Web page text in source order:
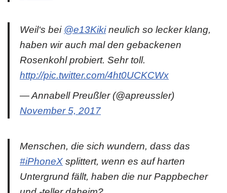
Weil‘s bei @e13Kikineulich so lecker klang,
haben wir auch mal den gebackenen
Rosenkohl probiert. Sehr toll.
http://pic.twitter.com/4ht0UCKCWx
— Annabell Preußler (@apreussler)
November 5, 2017
Menschen, die sich wundern, dass das
#iPhoneX splittert, wenn es auf harten
Untergrund fällt, haben die nur Pappbecher